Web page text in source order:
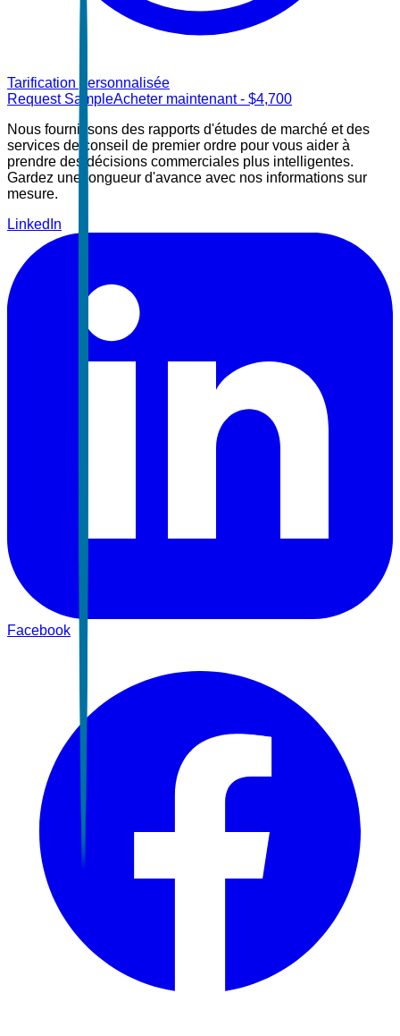
Tarification personnalisée
Request SampleAcheter maintenant- $4,700
Nous fournissons des rapports d'études de marché et des
services de conseil de premier ordre pour vous aider à
prendre des décisions commerciales plus intelligentes.
Gardez une longueur d'avance avec nos informations sur
mesure.
LinkedIn
Facebook